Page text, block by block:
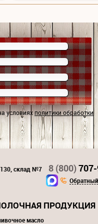
условияхполитики обработки
130, склад №7 8 (800)
ПРОДУКЦИЯ
масло